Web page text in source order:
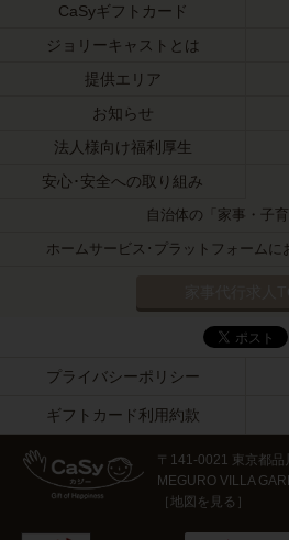
CaSyギフトカード
ジョリーキャストとは
提供エリア
お知らせ
法人様向け福利厚生
安心･安全への取り組み
自治体の「家事・子育
ホームサービス･プラットフォームに
プライバシーポリシー
ギフトカード利用約款
〒141-0021 東京都品
MEGURO VILLA
［地図を見る ］